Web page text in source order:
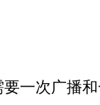
一次广播